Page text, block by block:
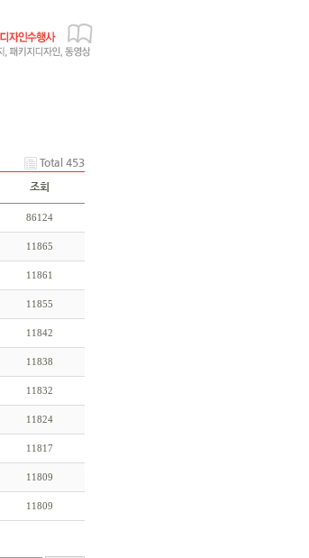
Total 453
조회
86124
11865
11861
11855
11842
11838
11832
11824
11817
11809
11809